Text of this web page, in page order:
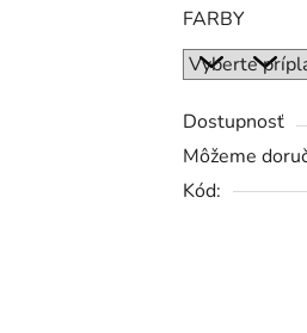
FARBY
Dostupnosť
Môžeme
Kód: